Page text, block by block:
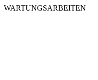
WARTUNGSARBEITEN